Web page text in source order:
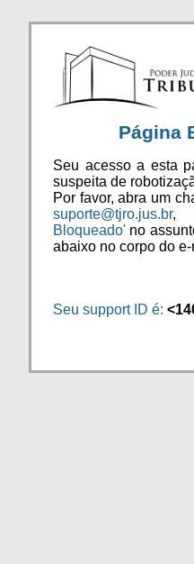
Página
Seu acesso a esta
suspeita de
Por favor, abra um
suporte@tjro.jus.br,
Bloqueado' no
abaixo no corpo do e-
Seu support ID é: